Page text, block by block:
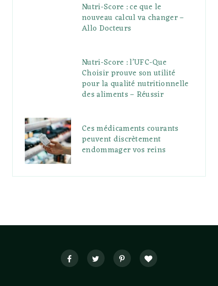
Nutri-Score : ce que le
nouveau calcul va changer –
Allo Docteurs
Nutri-Score : l’UFC-Que
Choisir prouve son utilité
pour la qualité nutritionnelle
des aliments – Réussir
Ces médicaments courants
peuvent discrètement
endommager vos reins